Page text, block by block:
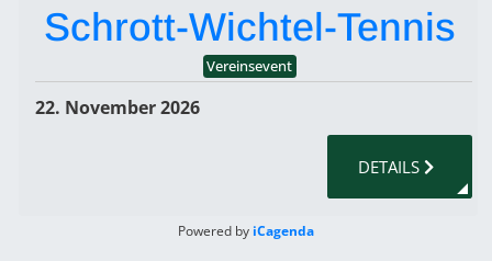
Schrott-Wichtel-Tennis
Vereinsevent
22. November 2026
DETAILS
Powered by iCagenda